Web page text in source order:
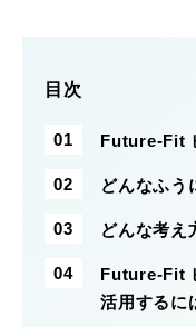
目次
Future-Fit
どんなふう
どんな考え
Future-Fit
活用するに